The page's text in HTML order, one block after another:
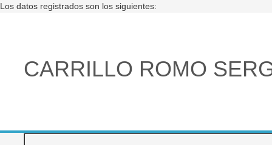
Los datos registrados son los siguientes:
CARRILLO ROMO